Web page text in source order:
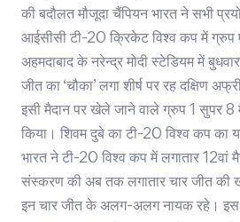
की बदौलत मौजूदा चैंपियन भारत ने सभी
आईसीसी टी-20 क्रिकेट विश्व कप में
अहमदाबाद के नरेन्द्र मोदी स्टेडियम में
जीत का ‘चौका’ लगा शीर्ष पर रह दक्षिण
इसी मैदान पर खेले जाने वाले ग्रुप 1 सुपर
किया। शिवम दुबे का टी-20 विश्व कप का
भारत ने टी-20 विश्व कप में लगातार 12वां
संस्करण की अब तक लगातार चार जीत की
इन चार जीत के अलग-अलग नायक रहे। इस